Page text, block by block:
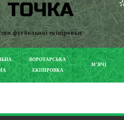
футбольної екіпіровки
ВОРОТАРСЬКА
ЕКІПІРОВКА
М'ЯЧІ